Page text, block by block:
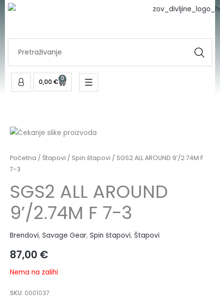
Skip
0,00 € 0
Cart
Početna / Štapovi / Spin štapovi / SGS2 ALL AROUND 9’/2.74M F
7-3
SGS2 ALL AROUND
9’/2.74M F 7-3
Brendovi, Savage Gear, Spin štapovi, Štapovi
87,00 €
Nema na zalihi
SKU: 0001037